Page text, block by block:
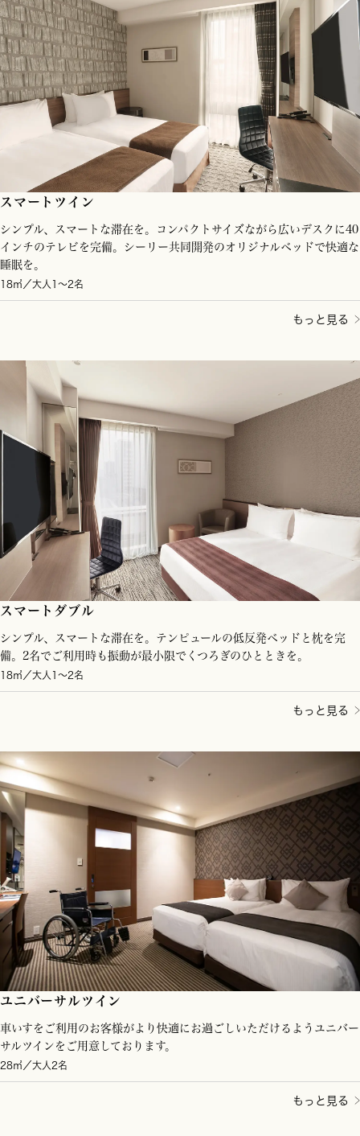
スマートツイン
シンプル、スマートな滞在を。コンパクトサイズながら広いデスクに40
インチのテレビを完備。シーリー共同開発のオリジナルベッドで快適な
睡眠を。
18㎡／大人1～2名
もっと見る
スマートダブル
シンプル、スマートな滞在を。テンピュールの低反発ベッドと枕を完
備。2名でご利用時も振動が最小限でくつろぎのひとときを。
18㎡／大人1～2名
もっと見る
ユニバーサルツイン
車いすをご利用のお客様がより快適にお過ごしいただけるようユニバー
サルツインをご用意しております。
28㎡／大人2名
もっと見る